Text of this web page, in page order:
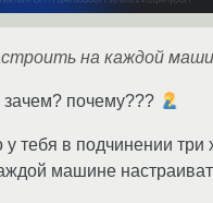
на каждой
зачем? почему???
у тебя в подчинении
машине